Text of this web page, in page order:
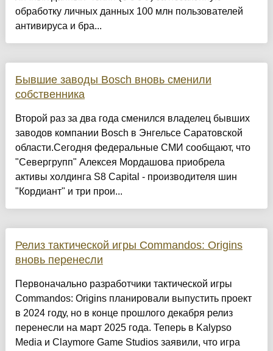
обработку личных данных 100 млн пользователей
антивируса и бра...
Бывшие заводы Bosch вновь сменили
собственника
Второй раз за два года сменился владелец бывших
заводов компании Bosch в Энгельсе Саратовской
области.Сегодня федеральные СМИ сообщают, что
"Севергрупп" Алексея Мордашова приобрела
активы холдинга S8 Capital - производителя шин
"Кордиант" и три прои...
Релиз тактической игры Commandos: Origins
вновь перенесли
Первоначально разработчики тактической игры
Commandos: Origins планировали выпустить проект
в 2024 году, но в конце прошлого декабря релиз
перенесли на март 2025 года. Теперь в Kalypso
Media и Claymore Game Studios заявили, что игра